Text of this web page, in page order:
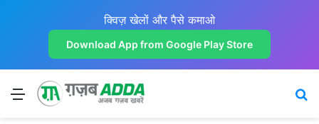
क्विज़ खेलों और पैसे कमाओ
Download App from Google Play Store
Menu